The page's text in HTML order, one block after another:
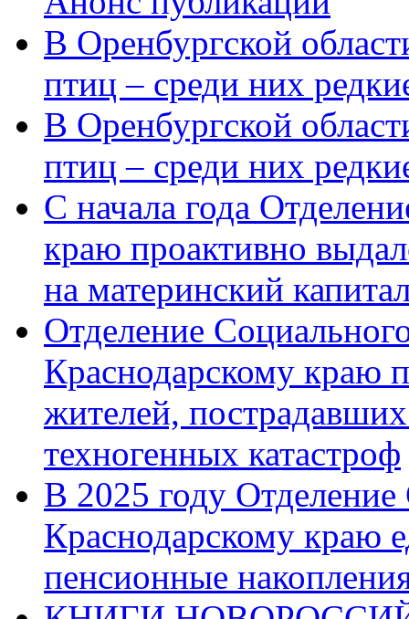
В Оренбургской
птиц – среди них
В Оренбургской
птиц – среди них
С начала года
краю проактивно
на материнский
Отделение
Краснодарскому краю
жителей,
техногенных катастроф
В 2025 году
Краснодарскому краю
пенсионные